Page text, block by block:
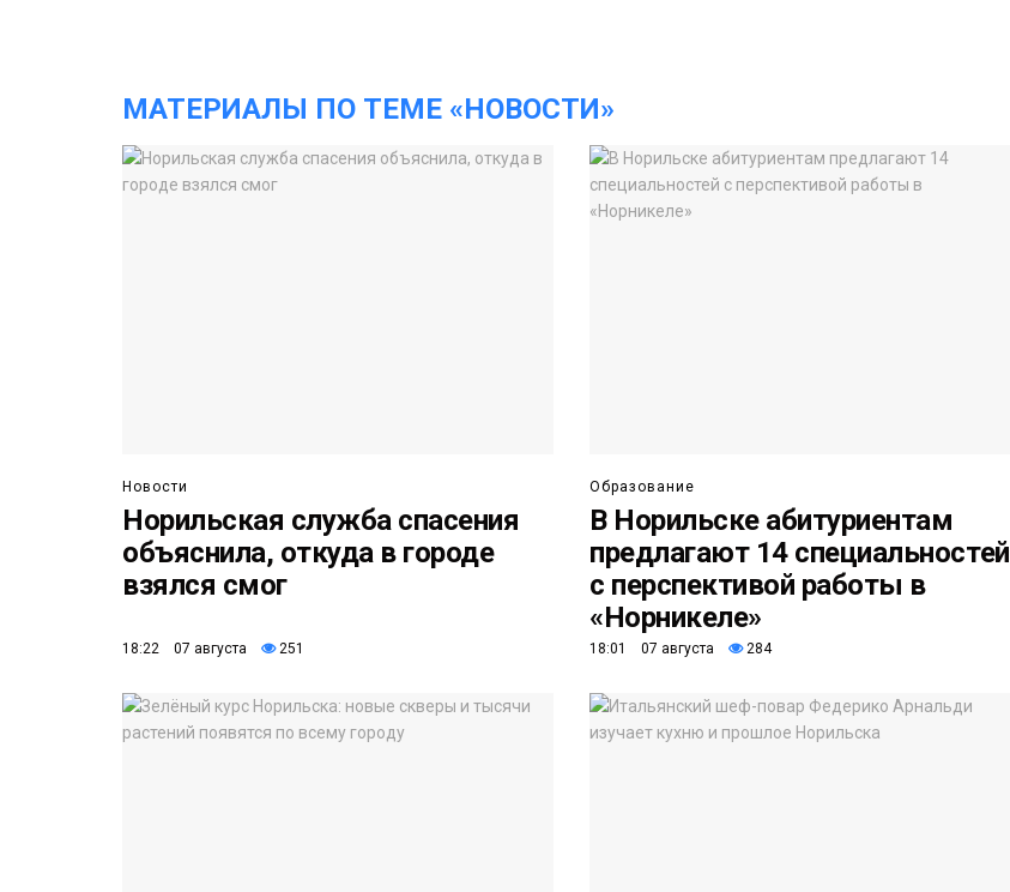
МАТЕРИАЛЫ ПО ТЕМЕ «НОВОСТИ»
Новости
Норильская служба спасения
объяснила, откуда в городе
взялся смог
18:22 07 августа 251
Образование
В Норильске абитуриентам
предлагают 14 специальностей
с перспективой работы в
«Норникеле»
18:01 07 августа 284